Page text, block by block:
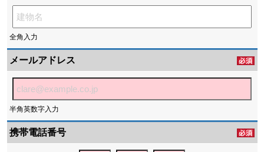
全角入力
メールアドレス
半角英数字入力
携帯電話番号